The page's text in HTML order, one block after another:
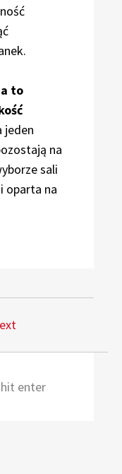
to
jeden
na
sali
oparta na